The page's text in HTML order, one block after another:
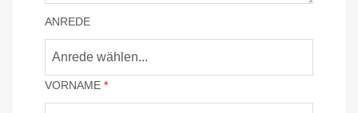
ANREDE
Anrede wählen...
VORNAME *